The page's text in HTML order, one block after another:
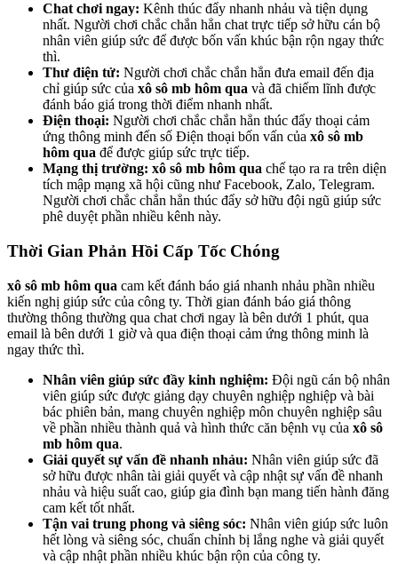
Chat chơi ngay: Kênh thúc đẩy nhanh nhảu và tiện dụng
nhất. Người chơi chắc chắn hẳn chat trực tiếp sở hữu cán bộ
nhân viên giúp sức để được bốn vấn khúc bận rộn ngay thức
thì.
Thư điện tử: Người chơi chắc chắn hẳn đưa email đến địa
chỉ giúp sức của xô sô mb hôm qua và đã chiếm lĩnh được
đánh báo giá trong thời điểm nhanh nhất.
Điện thoại: Người chơi chắc chắn hẳn thúc đẩy thoại cảm
ứng thông minh đến số Điện thoại bốn vấn của xô sô mb
hôm qua để được giúp sức trực tiếp.
Mạng thị trường: xô sô mb hôm qua chế tạo ra ra trên diện
tích mập mạng xã hội cũng như Facebook, Zalo, Telegram.
Người chơi chắc chắn hẳn thúc đẩy sở hữu đội ngũ giúp sức
phê duyệt phần nhiều kênh này.
Thời Gian Phản Hồi Cấp Tốc Chóng
xô sô mb hôm qua cam kết đánh báo giá nhanh nhảu phần nhiều
kiến nghị giúp sức của công ty. Thời gian đánh báo giá thông
thường thông thường qua chat chơi ngay là bên dưới 1 phút, qua
email là bên dưới 1 giờ và qua điện thoại cảm ứng thông minh là
ngay thức thì.
Nhân viên giúp sức đầy kinh nghiệm: Đội ngũ cán bộ nhân
viên giúp sức được giảng dạy chuyên nghiệp nghiệp và bài
bác phiên bản, mang chuyên nghiệp môn chuyên nghiệp sâu
về phần nhiều thành quả và hình thức căn bệnh vụ của xô sô
mb hôm qua.
Giải quyết sự vấn đề nhanh nhảu: Nhân viên giúp sức đã
sở hữu được nhân tài giải quyết và cập nhật sự vấn đề nhanh
nhảu và hiệu suất cao, giúp gia đình bạn mang tiến hành đăng
cam kết tốt nhất.
Tận vai trung phong và siêng sóc: Nhân viên giúp sức luôn
hết lòng và siêng sóc, chuẩn chỉnh bị lắng nghe và giải quyết
và cập nhật phần nhiều khúc bận rộn của công ty.